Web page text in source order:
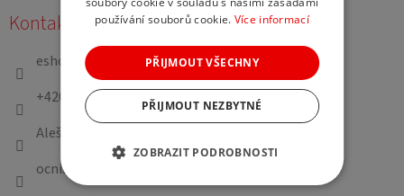
Kontakt
eshop @aleszejdl.cz
+420 724 891 191
Aleš Žejdl Oční studio
ocnistudioaleszejdl
používání souborů cookie. Více informací
PŘIJMOUT VŠECHNY
PŘIJMOUT NEZBYTNÉ
ZOBRAZIT PODROBNOSTI